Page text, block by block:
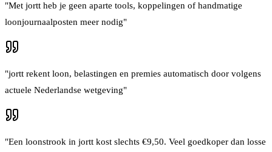
"Met jortt heb je geen aparte tools, koppelingen of handmatige
loonjournaalposten meer nodig"
"jortt rekent loon, belastingen en premies automatisch door volgens
actuele Nederlandse wetgeving"
"Een loonstrook in jortt kost slechts €9,50. Veel goedkoper dan losse